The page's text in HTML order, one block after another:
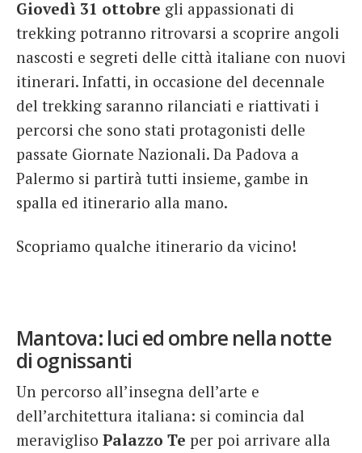
Giovedì 31 ottobre gli appassionati di
trekking potranno ritrovarsi a scoprire angoli
nascosti e segreti delle città italiane con nuovi
itinerari. Infatti, in occasione del decennale
del trekking saranno rilanciati e riattivati i
percorsi che sono stati protagonisti delle
passate Giornate Nazionali. Da Padova a
Palermo si partirà tutti insieme, gambe in
spalla ed itinerario alla mano.
Scopriamo qualche itinerario da vicino!
Mantova: luci ed ombre nella notte
di ognissanti
Un percorso all’insegna dell’arte e
dell’architettura italiana: si comincia dal
meravigliso Palazzo Te per poi arrivare alla